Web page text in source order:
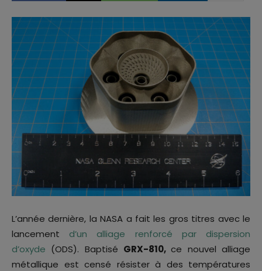
L’année dernière, la NASA a fait les gros titres avec le
lancement d’un alliage renforcé par dispersion
d’oxyde (ODS). Baptisé GRX-810,ce nouvel alliage
métallique est censé résister à des températures